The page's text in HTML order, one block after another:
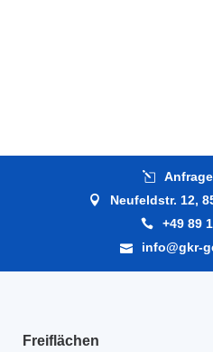
Neufeldstr. 12,
+49 89
info@gkr-
Freiflächen